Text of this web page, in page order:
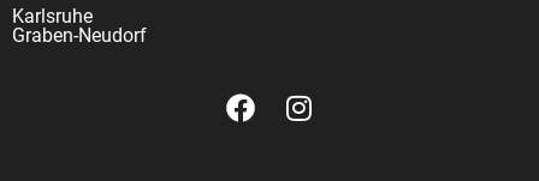
Karlsruhe
Graben-Neudorf